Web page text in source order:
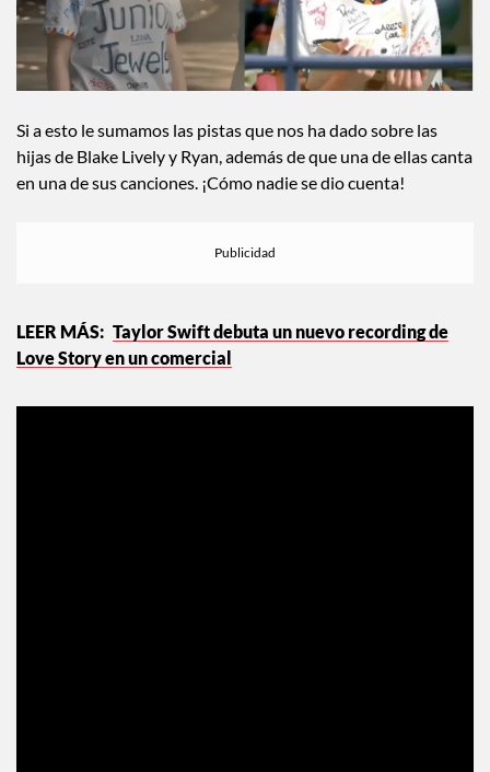
Si a esto le sumamos las pistas que nos ha dado sobre las
hijas de Blake Lively y Ryan, además de que una de ellas canta
Taylor Swift debuta un nuevo recording de